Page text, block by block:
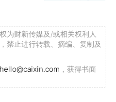
为财新传媒及/或相关权利人
禁止进行转载、摘编、复制及
hello@caixin.com ，获得书面